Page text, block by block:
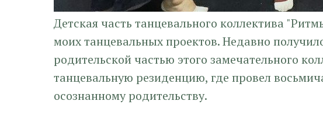
Детская часть танцевального коллектива
моих танцевальных проектов. Недавно
родительской частью этого замечательного
танцевальную резиденцию, где провел
осознанному родительству.